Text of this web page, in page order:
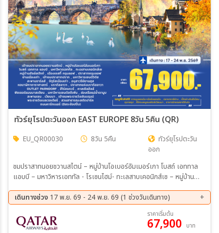
ทัวร์ยุโรปตะวันออก EAST EUROPE 8วัน 5คืน (QR)
EU_QR00030 8วัน 5คืน
ทัวร์ยุโรปตะวัน
ออก
ชมปราสาทนอยชวานสไตน์ – หมู่บ้านโอเบอร์อัมเมอร์เกา โบสถ์ เอททาล
แอบบี – มหาวิหารเอททัล - โรเซนไฮม์- ทะเลสาบเคอนิกส์เซ – หมู่บ้าน
ชมปราสาทปราก – มหาวิหารเซนต์วิตัส – สะพานชาร์ลส์ - จัตุรัสเมืองเก่า
– อนุสาวรีย์ยานฮุส – หอนาฬิกาดาราศาสตร์– ปราสาทแห่งบราติสลาวา
เดินทางช่วง 17 พ.ย. 69 - 24 พ.ย. 69 (1 ช่วงวันเดินทาง)
ราคาเริ่มต้น
67,900 บาท